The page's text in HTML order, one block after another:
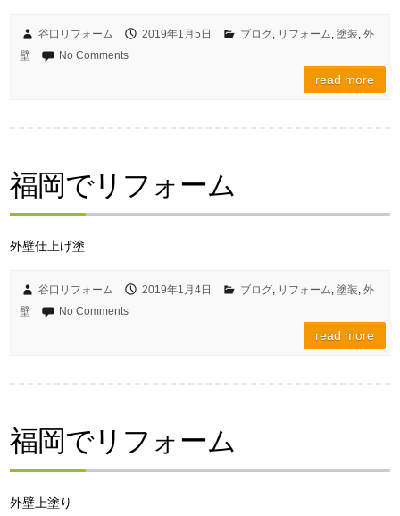
谷口リフォーム 2019年1月5日 ブログ, リフォーム, 塗装, 外
壁
No Comments
read more
福岡でリフォーム
外壁仕上げ塗
谷口リフォーム 2019年1月4日 ブログ, リフォーム, 塗装, 外
壁
No Comments
read more
福岡でリフォーム
外壁上塗り